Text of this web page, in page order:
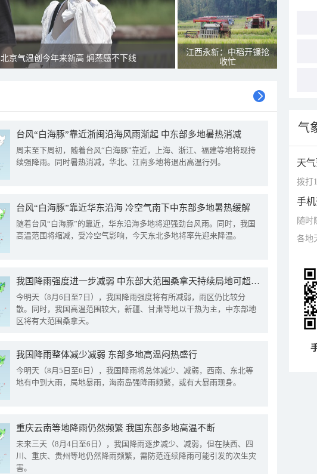
北京气温创今年来新高 焖蒸感不下线
江西永新：中稻开镰抢
收忙
台风“白海豚”靠近浙闽沿海风雨渐起 中东部多地暑热消减
周末至下周初，随着台风“白海豚”靠近，上海、浙江、福建等地将现持
续强降雨。同时暑热消减，华北、江南多地将退出高温行列。
台风“白海豚”靠近华东沿海 冷空气南下中东部多地暑热缓解
随着台风“白海豚”的靠近，华东沿海多地将迎强劲台风雨。同时，我国
高温范围将缩减，受冷空气影响，今天东北多地将率先迎来降温。
我国降雨强度进一步减弱 中东部大范围桑拿天持续局地可超38℃
今明天（8月6日至7日），我国降雨强度将有所减弱，雨区仍比较分
散。同时，我国高温范围较大，新疆、甘肃等地以干热为主，中东部地
区将有大范围桑拿天。
我国降雨整体减少减弱 东部多地高温闷热盛行
今明天（8月5日至6日），我国降雨将总体减少、减弱，西南、东北等
地有中到大雨，局地暴雨，海南岛强降雨频繁，或有大暴雨现身。
重庆云南等地降雨仍然频繁 我国东部多地高温不断
未来三天（8月4日至6日），我国降雨逐步减少、减弱，但在陕西、四
川、重庆、贵州等地仍然降雨频繁，需防范连续降雨可能引发的次生灾
害。
气
天
拨打
手
随时
各地